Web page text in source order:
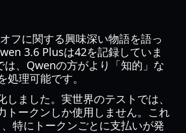
フに関する興味深い物語を語っ
3.6 Plusは42を記録していま
、Qwenの方がより「知的」な
理可能です。
ました。実世界のテストでは、
トークンしか使用しません。これ
特にトークンごとに支払いが発